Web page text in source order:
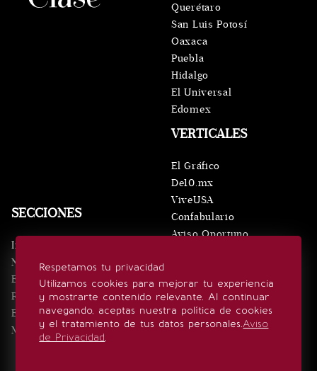
Respetamos tu privacidad
Utilizamos cookies para mejorar tu experiencia
y mostrarte contenido relevante. Al continuar
navegando, aceptas nuestra política de cookies
y el tratamiento de tus datos personales.Aviso
de Privacidad.
SECCIONES
Inicio
Noticias
Eventos
Realeza
Estilo de vida
Minuto x Minuto
VERTICALES
El Gráfico
De10.mx
ViveUSA
Confabulario
Aviso Oportuno
Querétaro
San Luis Potosí
Oaxaca
Puebla
Hidalgo
El Universal
Edomex
SÍGUENOS